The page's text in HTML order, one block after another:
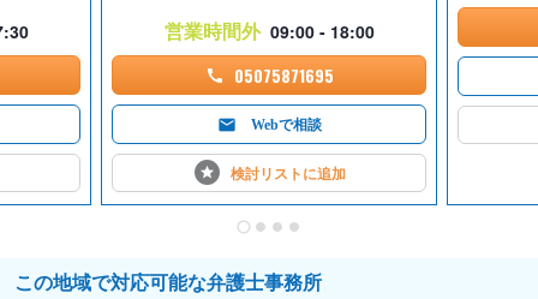
7．定義等につきましてはお問い合わせください。
5万5,000円～
■相続登記
【登記名義人表示変更登記】
【所有権移転登記】
営業時間外 09:00 - 18:00
05075871695
Webで相談
検討リストに追加
この地域で対応可能な弁護士事務所